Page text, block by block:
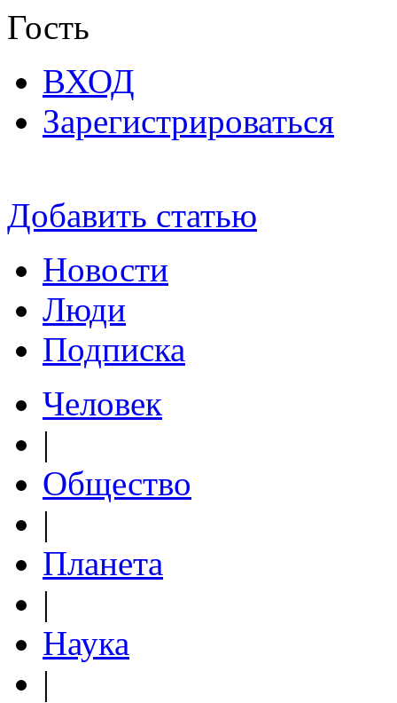
Гость
ВХОД
Зарегистрироваться
Добавить статью
Новости
Люди
Подписка
Человек
|
Общество
|
Планета
|
Наука
|